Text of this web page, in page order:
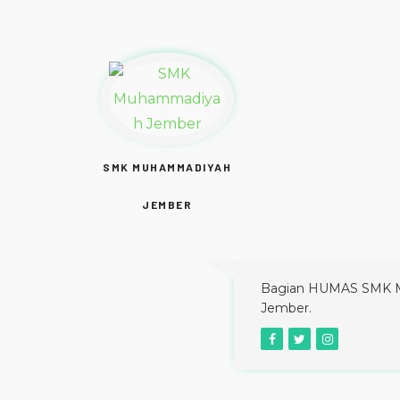
SMK MUHAMMADIYAH
JEMBER
Bagian HUMAS SMK
Jember.